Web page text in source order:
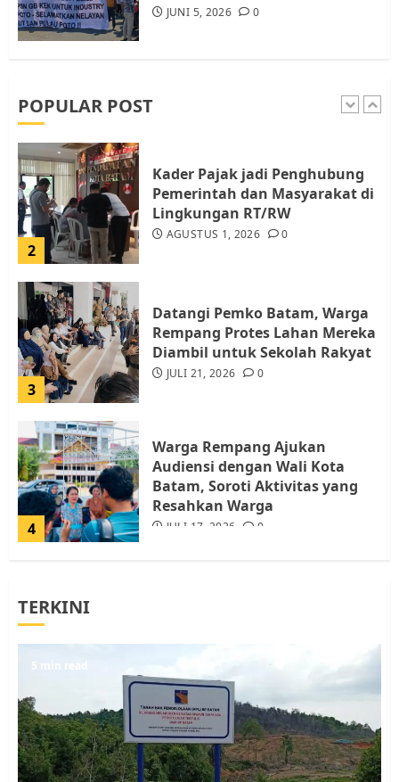
JUNI 5, 2026 0
POPULAR POST
1
2
Kader Pajak jadi Penghubung
Pemerintah dan Masyarakat di
Lingkungan RT/RW
AGUSTUS 1, 2026 0
3
Datangi Pemko Batam, Warga
Rempang Protes Lahan Mereka
Diambil untuk Sekolah Rakyat
JULI 21, 2026 0
4
Warga Rempang Ajukan
Audiensi dengan Wali Kota
Batam, Soroti Aktivitas yang
Resahkan Warga
JULI 17, 2026 0
5
Pemko Batam Tegaskan RT dan
RW bukan Petugas Pendataan
dan Pemungutan Pajak
TERKINI
5 min read